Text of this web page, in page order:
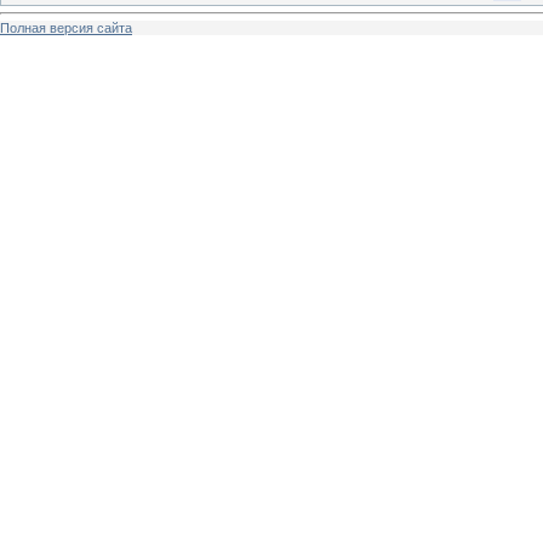
Полная версия сайта